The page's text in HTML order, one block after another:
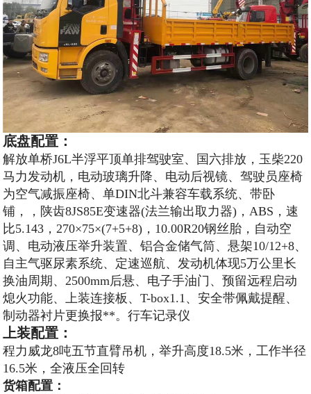
底盘配置：
解放单桥J6L半浮平顶单排驾驶室、国六排放，玉柴220
马力发动机，电动玻璃升降、电动后视镜、驾驶员座椅
为空气减振座椅、单DIN北斗兼容车载系统、带卧
铺，，陕齿8JS85E变速器(法兰输出取力器)，ABS，速
比5.143，270×75×(7+5+8)，10.00R20钢丝胎，自动空
调、电动液压举升装置、铝合金储气筒、悬架10/12+8、
自主气驱尿素系统、定速巡航、发动机体现5万公里长
换油周期、2500mm后悬、电子手油门、预留远程启动
熄火功能、上装连接板、T-box1.1、安全带佩戴提醒、
制动器衬片更换报**。行车记录仪
上装配置：
程力威龙8吨五节直臂吊机，举升高度18.5米，工作半径
16.5米，全液压全回转
货箱配置：